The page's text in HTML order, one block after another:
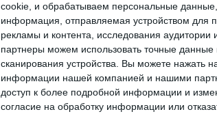
cookie, и обрабатываем персональные
информация, отправляемая устройством для
рекламы и контента, исследования аудитории и
партнеры можем использовать точные
сканирования устройства. Вы можете нажать
информации нашей компанией и нашими
доступ к более подробной информации и
согласие на обработку информации или